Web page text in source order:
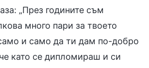
„През годините съм
много пари за твоето
и само да ти дам по-добро
като се дипломираш и си